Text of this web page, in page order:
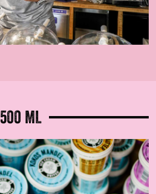
500 ML